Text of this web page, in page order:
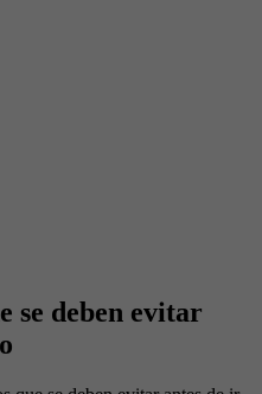
se deben evitar